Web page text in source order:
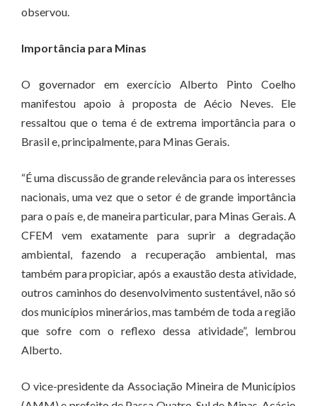
observou.
Importância para Minas
O governador em exercício Alberto Pinto Coelho
manifestou apoio à proposta de Aécio Neves. Ele
ressaltou que o tema é de extrema importância para o
Brasil e, principalmente, para Minas Gerais.
“É uma discussão de grande relevância para os interesses
nacionais, uma vez que o setor é de grande importância
para o país e, de maneira particular, para Minas Gerais. A
CFEM vem exatamente para suprir a degradação
ambiental, fazendo a recuperação ambiental, mas
também para propiciar, após a exaustão desta atividade,
outros caminhos do desenvolvimento sustentável, não só
dos municípios minerários, mas também de toda a região
que sofre com o reflexo dessa atividade”, lembrou
Alberto.
O vice-presidente da Associação Mineira de Municípios